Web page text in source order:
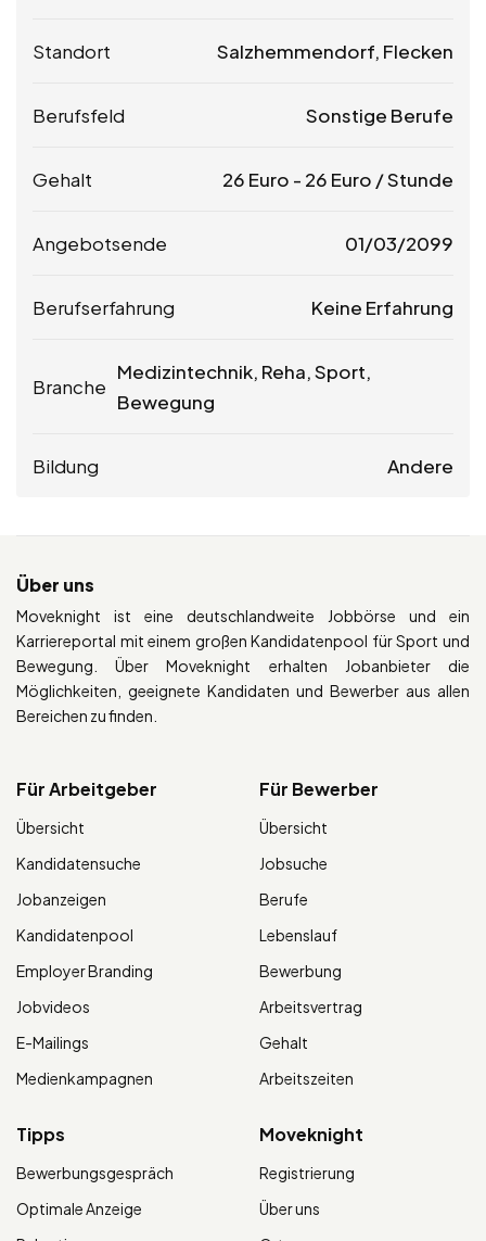
Standort Salzhemmendorf, Flecken
Berufsfeld Sonstige Berufe
Gehalt 26 Euro - 26 Euro / Stunde
Angebotsende 01/03/2099
Berufserfahrung Keine Erfahrung
Branche
Medizintechnik, Reha, Sport,
Bewegung
Bildung Andere
Über uns
Moveknight ist eine deutschlandweite Jobbörse und ein
Karriereportal mit einem großen Kandidatenpool für Sport und
Bewegung. Über Moveknight erhalten Jobanbieter die
Möglichkeiten, geeignete Kandidaten und Bewerber aus allen
Bereichen zu finden.
Für Arbeitgeber
Übersicht
Kandidatensuche
Jobanzeigen
Kandidatenpool
Employer Branding
Jobvideos
E-Mailings
Medienkampagnen
Für Bewerber
Übersicht
Jobsuche
Berufe
Lebenslauf
Bewerbung
Arbeitsvertrag
Gehalt
Arbeitszeiten
Tipps
Bewerbungsgespräch
Optimale Anzeige
Moveknight
Registrierung
Über uns